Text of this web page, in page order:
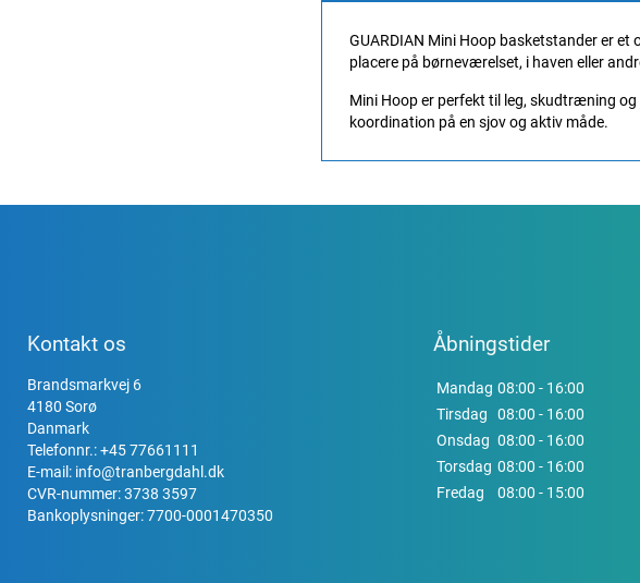
GUARDIAN Mini Hoop basketstander er et
placere på børneværelset, i haven eller
Mini Hoop er perfekt til leg, skudtræning
koordination på en sjov og aktiv måde.
Kontakt os
Brandsmarkvej 6
4180 Sorø
Danmark
Telefonnr.:+45 77661111
E-mail: info@tranbergdahl.dk
CVR-nummer: 3738 3597
Bankoplysninger: 7700-0001470350
Åbningstider
Mandag 08:00 - 16:00
Tirsdag
08:00 - 16:00
Onsdag 08:00 - 16:00
Torsdag 08:00 - 16:00
Fredag
08:00 - 15:00